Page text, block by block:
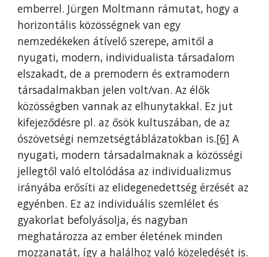
emberrel. Jürgen Moltmann rámutat, hogy a
horizontális közösségnek van egy
nemzedékeken átívelő szerepe, amitől a
nyugati, modern, individualista társadalom
elszakadt, de a premodern és extramodern
társadalmakban jelen volt/van. Az élők
közösségben vannak az elhunytakkal. Ez jut
kifejeződésre pl. az ősök kultuszában, de az
ószövetségi nemzetségtáblázatokban is.[6] A
nyugati, modern társadalmaknak a közösségi
jellegtől való eltolódása az individualizmus
irányába erősíti az elidegenedettség érzését az
egyénben. Ez az individuális szemlélet és
gyakorlat befolyásolja, és nagyban
meghatározza az ember életének minden
mozzanatát, így a halálhoz való közeledését is.